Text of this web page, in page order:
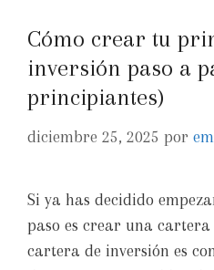
Cómo crear tu
inversión paso a
principiantes)
diciembre 25, 2025 por
Si ya has decidido
paso es crear una
cartera de inversión es